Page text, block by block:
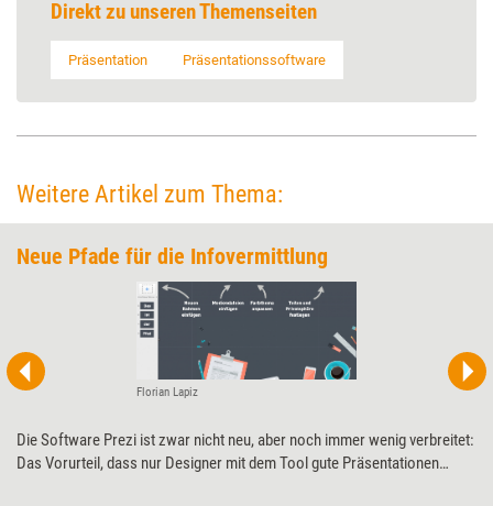
Direkt zu unseren Themenseiten
Präsentation Präsentationssoftware
Weitere Artikel zum Thema:
Neue Pfade für die Infovermittlung
Florian Lapiz
Die Software Prezi ist zwar nicht neu, aber noch immer wenig verbreitet:
Das Vorurteil, dass nur Designer mit dem Tool gute Präsentationen